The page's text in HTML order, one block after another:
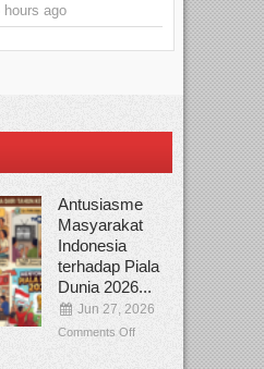
hours ago
Antusiasme
Masyarakat
Indonesia
terhadap Piala
Dunia 2026...
Jun 27, 2026
Comments Off